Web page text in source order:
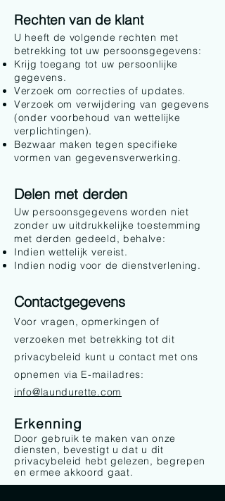
Rechten van de klant
U heeft de volgende rechten met
betrekking tot uw persoonsgegevens:
Krijg toegang tot uw persoonlijke
gegevens.
Verzoek om correcties of updates.
Verzoek om verwijdering van gegevens
(onder voorbehoud van wettelijke
verplichtingen).
Bezwaar maken tegen specifieke
vormen van gegevensverwerking.
Delen met derden
Uw persoonsgegevens worden niet
zonder uw uitdrukkelijke toestemming
met derden gedeeld, behalve:
Indien wettelijk vereist.
Indien nodig voor de dienstverlening.
Contactgegevens
Voor vragen, opmerkingen of
verzoeken met betrekking tot dit
privacybeleid kunt u contact met ons
opnemen via E-mailadres:
info@laundurette.com
Erkenning
Door gebruik te maken van onze
diensten, bevestigt u dat u dit
privacybeleid hebt gelezen, begrepen
en ermee akkoord gaat.